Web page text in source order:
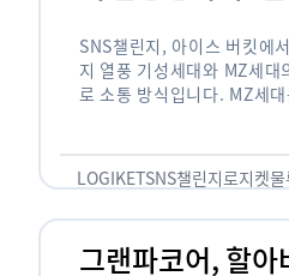
SNS챌린지, 아이스 버킷에
지 열풍 기성세대와 MZ세대
로 소통 방식입니다. MZ세
도 능숙한 …
LOGIKETSNS챌린지로지켓물
그랜파코어, 할아